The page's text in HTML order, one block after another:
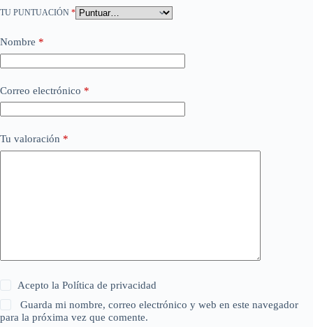
TU PUNTUACIÓN *
Nombre *
Correo electrónico *
Tu valoración *
Acepto laPolítica de privacidad
Guarda mi nombre, correo electrónico y web en este navegador
para la próxima vez que comente.